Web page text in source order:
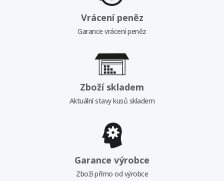
Vrácení peněz
Garance vrácení peněz
Zboží skladem
Aktuální stavy kusů skladem
Garance výrobce
Zboží přímo od výrobce